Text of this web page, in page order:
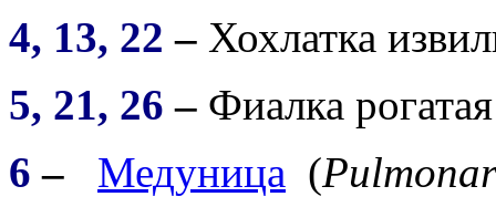
4, 13, 22 – Хохлатка
5, 21, 26 – Фиалка
6 – Медуница (